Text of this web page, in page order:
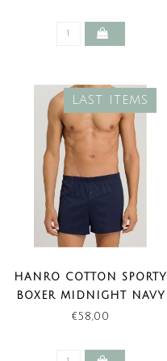
LAST ITEMS
HANRO COTTON SPORTY
BOXER MIDNIGHT NAVY
(LAST ITEMS)
€58,00